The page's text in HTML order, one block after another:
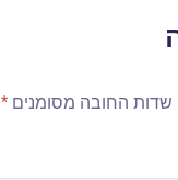
שדות החובה מסומנים*